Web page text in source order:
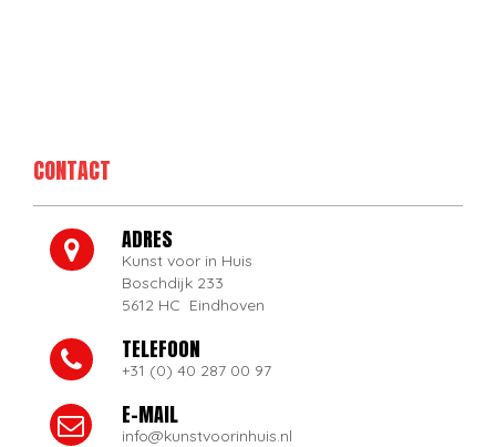
CONTACT
ADRES
Kunst voor in Huis
Boschdijk 233
5612 HC Eindhoven
TELEFOON
+31 (0) 40 287 00 97
E-MAIL
info@kunstvoorinhuis.nl